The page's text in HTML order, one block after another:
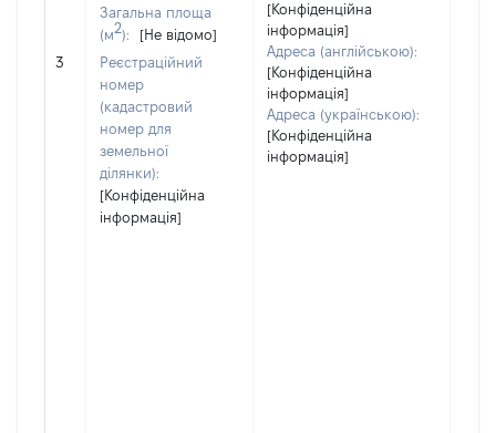
3
Загальна площа
(м2):
[Не відомо]
Реєстраційний
номер
(кадастровий
номер для
земельної
ділянки):
[Конфіденційна
інформація]
[Конфіденційна
інформація]
Адреса (англійською):
[Конфіденційна
інформація]
Адреса (українською):
[Конфіденційна
інформація]